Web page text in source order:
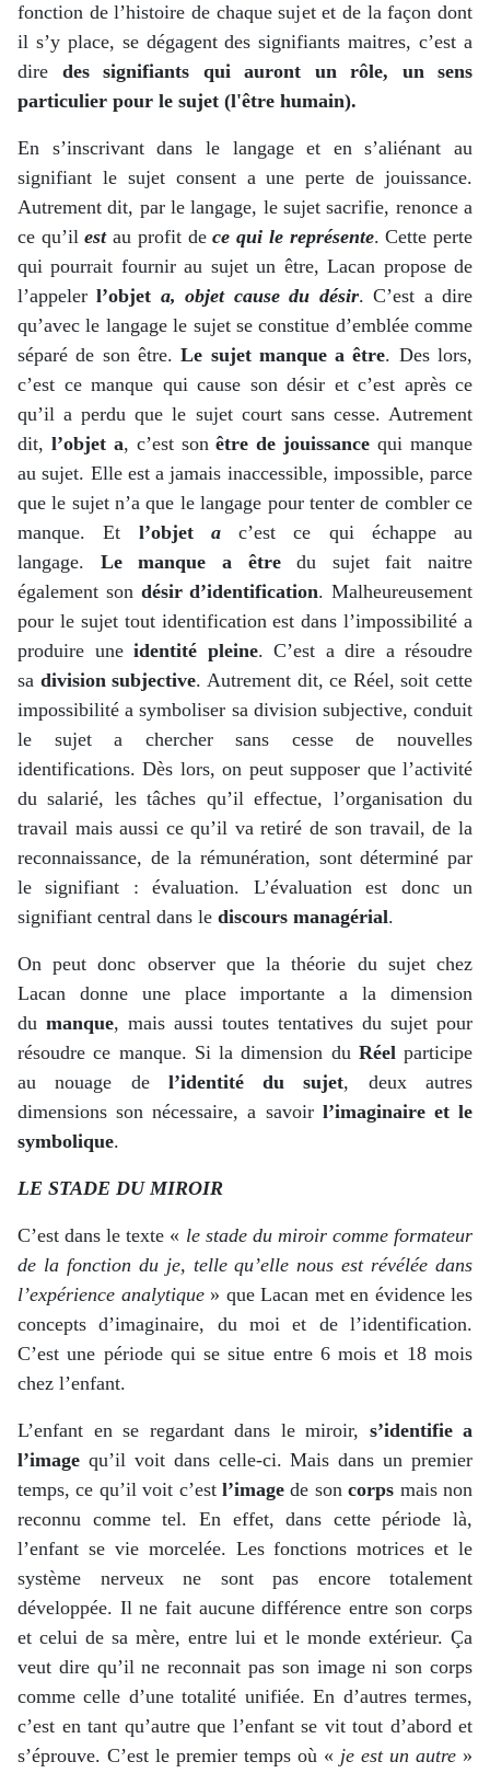
fonction de l’histoire de chaque sujet et de la façon dont
il s’y place, se dégagent des signifiants maitres, c’est a
dire des signifiants qui auront un rôle, un sens
particulier pour le sujet (l'être humain).
En s’inscrivant dans le langage et en s’aliénant au
signifiant le sujet consent a une perte de jouissance.
Autrement dit, par le langage, le sujet sacrifie, renonce a
ce qu’ilestau profit dece qui le représente. Cette perte
qui pourrait fournir au sujet un être, Lacan propose de
l’appelerl’objet a, objet cause du désir. C’est a dire
qu’avec le langage le sujet se constitue d’emblée comme
séparé de son être.Le sujet manque a être. Des lors,
c’est ce manque qui cause son désir et c’est après ce
qu’il a perdu que le sujet court sans cesse. Autrement
dit, l’objet a, c’est sonêtre de jouissance qui manque
au sujet. Elle est a jamais inaccessible, impossible, parce
que le sujet n’a que le langage pour tenter de combler ce
manque. Et l’objet ac’est ce qui échappe au
langage. Le manque a êtredu sujet fait naitre
également son désir d’identification. Malheureusement
pour le sujet tout identification est dans l’impossibilité a
produire une identité pleine. C’est a dire a résoudre
sa division subjective. Autrement dit, ce Réel, soit cette
impossibilité a symboliser sa division subjective, conduit
le sujet a chercher sans cesse de nouvelles
identifications. Dès lors, on peut supposer que l’activité
du salarié, les tâches qu’il effectue, l’organisation du
travail mais aussi ce qu’il va retiré de son travail, de la
reconnaissance, de la rémunération, sont déterminé par
le signifiant : évaluation. L’évaluation est donc un
signifiant central dans le discours managérial.
On peut donc observer que la théorie du sujet chez
Lacan donne une place importante a la dimension
du manque, mais aussi toutes tentatives du sujet pour
résoudre ce manque. Si la dimension du Réelparticipe
au nouage de l’identité du sujet, deux autres
dimensions son nécessaire, a savoir l’imaginaire et le
symbolique.
LE STADE DU MIROIR
C’est dans le texte « le stade du miroir comme formateur
de la fonction du je, telle qu’elle nous est révélée dans
l’expérience analytique» que Lacan met en évidence les
concepts d’imaginaire, du moi et de l’identification.
C’est une période qui se situe entre 6 mois et 18 mois
chez l’enfant.
L’enfant en se regardant dans le miroir, s’identifie a
l’image qu’il voit dans celle-ci. Mais dans un premier
temps, ce qu’il voit c’est l’image de soncorps mais non
reconnu comme tel. En effet, dans cette période là,
l’enfant se vie morcelée. Les fonctions motrices et le
système nerveux ne sont pas encore totalement
développée. Il ne fait aucune différence entre son corps
et celui de sa mère, entre lui et le monde extérieur. Ça
veut dire qu’il ne reconnait pas son image ni son corps
comme celle d’une totalité unifiée. En d’autres termes,
c’est en tant qu’autre que l’enfant se vit tout d’abord et
s’éprouve. C’est le premier temps où « je est un autre »